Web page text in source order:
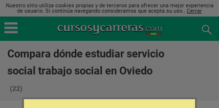
Nuestro sitio utiliza cookies propias y de terceros para ofrecer una mejor experiencia
de usuario. Si continúa navegando consideramos que acepta su uso.. Cerrar
Compara dónde estudiar servicio
social trabajo social en Oviedo
(22)